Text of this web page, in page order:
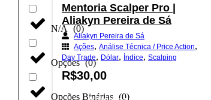
N/A (0)
Opções (0)
Opções Binárias (0)
Mentoria Scalper Pro |
Aliakyn Pereira de Sá
Aliakyn Pereira de Sá
Ações, Análise Técnica / Price Action,
Day Trade, Dólar, Índice, Scalping
R$30,00